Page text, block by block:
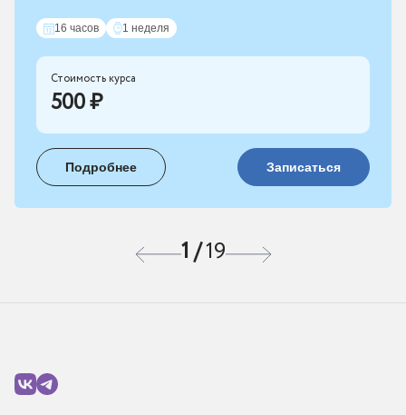
1/19
16 часов 1 неделя
Стоимость курса
500 ₽
Подробнее Записаться